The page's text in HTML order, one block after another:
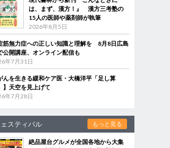
は、まず、漢方！』 漢方三考塾の
15人の医師や薬剤師が執筆
2026年8月5日
筋無力症への正しい知識と理解を 8月8日広島
公開講座、オンライン配信も
年7月31日
んを生きる緩和ケア医・大橋洋平「足し算
】天空を見上げて
年7月28日
スティバル もっと見る
絶品屋台グルメが全国各地から大集